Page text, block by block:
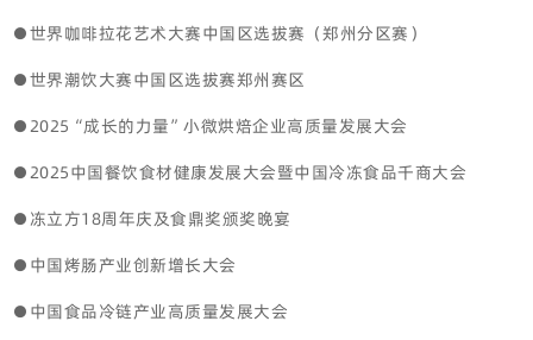
●世界咖啡拉花艺术大赛中国区选拔赛（郑州分区赛）
●世界潮饮大赛中国区选拔赛郑州赛区
●2025“成长的力量”小微烘焙企业高质量发展大会
●2025中国餐饮食材健康发展大会暨中国冷冻食品千商大会
●冻立方18周年庆及食鼎奖颁奖晚宴
●中国烤肠产业创新增长大会
●中国食品冷链产业高质量发展大会